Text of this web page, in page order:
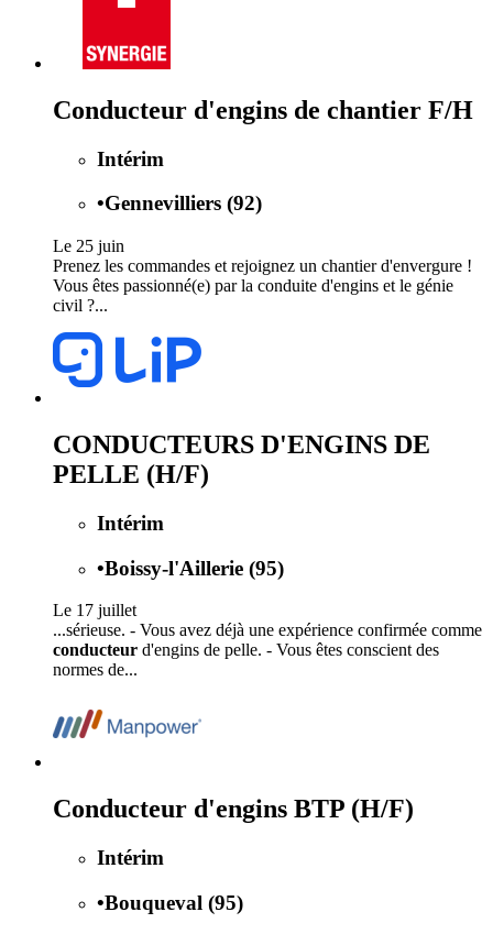
Conducteur d'engins de chantier F/H
Intérim
•Gennevilliers (92)
Le 25 juin
Prenez les commandes et rejoignez un chantier d'envergure !
Vous êtes passionné(e) par la conduite d'engins et le génie
civil ?...
CONDUCTEURS D'ENGINS DE
PELLE (H/F)
Intérim
•Boissy-l'Aillerie (95)
Le 17 juillet
...sérieuse. - Vous avez déjà une expérience confirmée comme
conducteur d'engins de pelle. - Vous êtes conscient des
normes de...
Conducteur d'engins BTP (H/F)
Intérim
•Bouqueval (95)